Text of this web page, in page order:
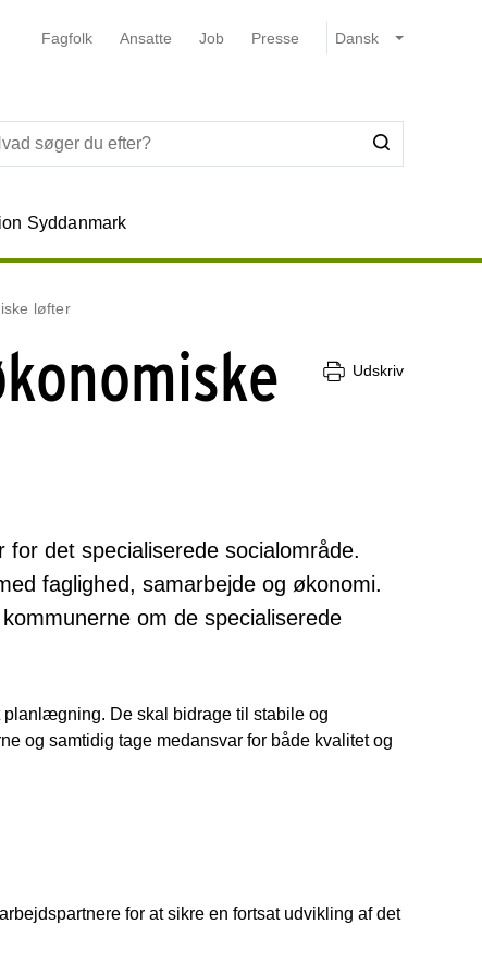
Fagfolk Ansatte Job Presse
Syddanmark
løfter
Udskriv
det specialiserede socialområde.
faglighed, samarbejde og økonomi.
om de specialiserede
planlægning. De skal bidrage til stabile og
og samtidig tage medansvar for både kvalitet og
for at sikre en fortsat udvikling af det